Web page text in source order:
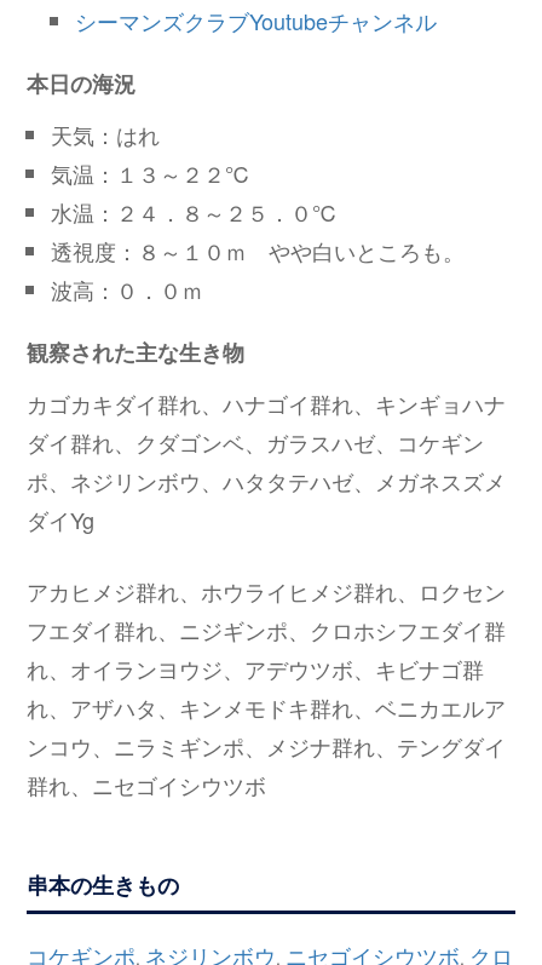
シーマンズクラブYoutubeチャンネル
本日の海況
天気：はれ
気温：１３～２２℃
水温：２４．８～２５．０℃
透視度：８～１０ｍ やや白いところも。
波高：０．０ｍ
観察された主な生き物
カゴカキダイ群れ、ハナゴイ群れ、キンギョハナ
ダイ群れ、クダゴンベ、ガラスハゼ、コケギン
ポ、ネジリンボウ、ハタタテハゼ、メガネスズメ
ダイYg
アカヒメジ群れ、ホウライヒメジ群れ、ロクセン
フエダイ群れ、ニジギンポ、クロホシフエダイ群
れ、オイランヨウジ、アデウツボ、キビナゴ群
れ、アザハタ、キンメモドキ群れ、ベニカエルア
ンコウ、ニラミギンポ、メジナ群れ、テングダイ
群れ、ニセゴイシウツボ
串本の生きもの
コケギンポ, ネジリンボウ, ニセゴイシウツボ, クロ